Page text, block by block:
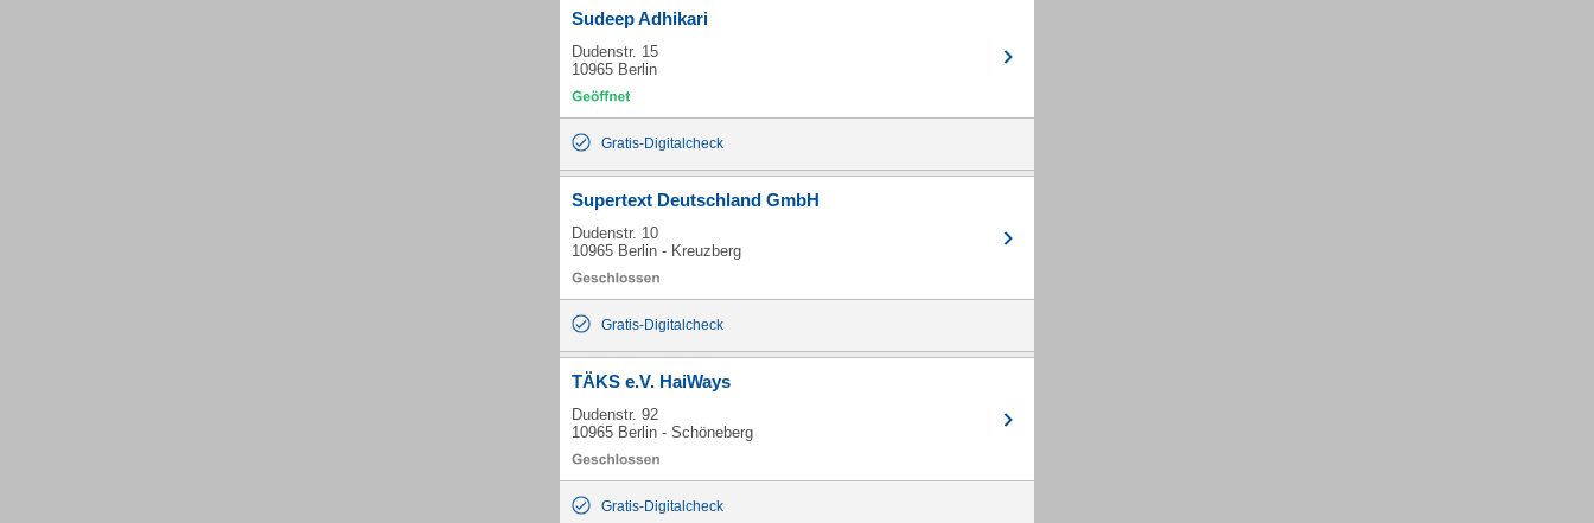
Sudeep Adhikari
Dudenstr. 15
10965 Berlin
Gratis-Digitalcheck
Supertext Deutschland GmbH
Dudenstr. 10
10965 Berlin - Kreuzberg
Gratis-Digitalcheck
TÄKS e.V. HaiWays
Dudenstr. 92
10965 Berlin - Schöneberg
Gratis-Digitalcheck